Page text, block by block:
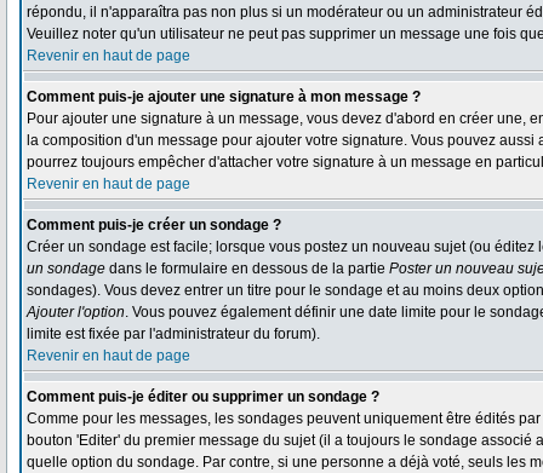
répondu, il n'apparaîtra pas non plus si un modérateur ou un administrateur
Veuillez noter qu'un utilisateur ne peut pas supprimer un message une fois
Revenir en haut de page
Comment puis-je ajouter une signature à mon message ?
Pour ajouter une signature à un message, vous devez d'abord en créer une,
la composition d'un message pour ajouter votre signature. Vous pouvez
pourrez toujours empêcher d'attacher votre signature à un message en
Revenir en haut de page
Comment puis-je créer un sondage ?
Créer un sondage est facile; lorsque vous postez un nouveau sujet (ou
un sondage dans le formulaire en dessous de la partie Poster un nouveau
sondages). Vous devez entrer un titre pour le sondage et au moins deux
Ajouter l'option. Vous pouvez également définir une date limite pour le
limite est fixée par l'administrateur du forum).
Revenir en haut de page
Comment puis-je éditer ou supprimer un sondage ?
Comme pour les messages, les sondages peuvent uniquement être édités
bouton 'Editer' du premier message du sujet (il a toujours le sondage
quelle option du sondage. Par contre, si une personne a déjà voté, seuls les